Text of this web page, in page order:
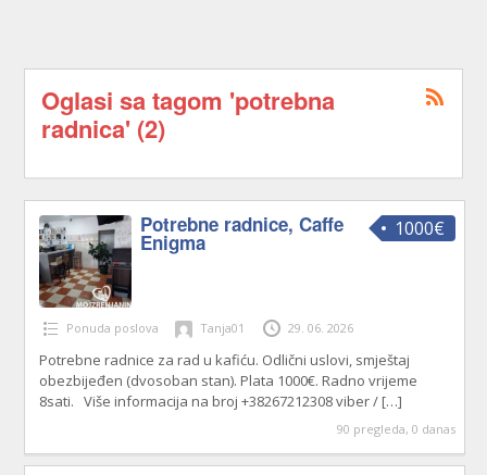
Oglasi sa tagom 'potrebna
radnica' (2)
1000€
Potrebne radnice, Caffe
Enigma
Ponuda poslova Tanja01 29. 06. 2026
Potrebne radnice za rad u kafiću. Odlični uslovi, smještaj
obezbijeđen (dvosoban stan). Plata 1000€. Radno vrijeme
8sati. Više informacija na broj +38267212308 viber / […]
90 pregleda, 0 danas